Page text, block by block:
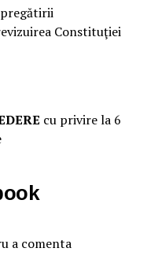
Constituţiei
cu privire la 6
a comenta